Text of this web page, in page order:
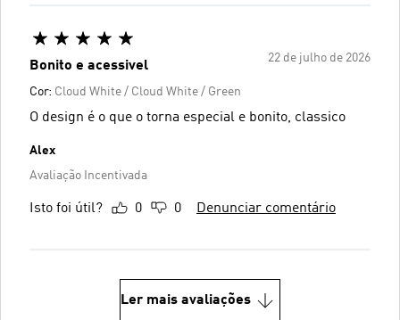
22 de julho de 2026
Bonito e acessivel
Cor: Cloud White / Cloud White / Green
O design é o que o torna especial e bonito, classico
Alex
Avaliação Incentivada
Isto foi útil? 0 0 Denunciar comentário
Ler mais avaliações